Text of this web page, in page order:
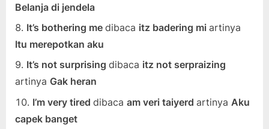
Belanja di jendela
It’s bothering me dibaca itz badering mi artinya
Itu merepotkan aku
It’s not surprising dibaca itz not serpraizing
artinya Gak heran
I’m very tired dibaca am veri taiyerd artinya Aku
capek banget